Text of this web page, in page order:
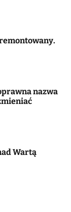
nazwa
Wartą